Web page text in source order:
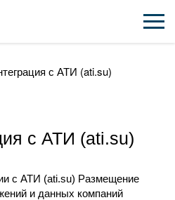
с АТИ (ati.su)
с АТИ (ati.su)
с АТИ (ati.su) Размещение
и данных компаний